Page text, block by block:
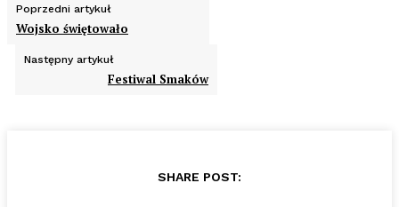
Poprzedni artykuł
Wojsko świętowało
Następny artykuł
Festiwal Smaków
SHARE POST: